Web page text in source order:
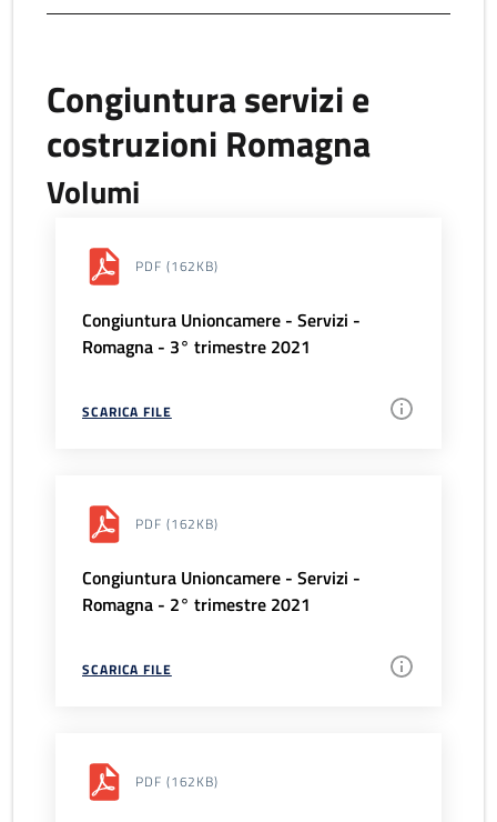
Congiuntura servizi e
costruzioni Romagna
Volumi
PDF (162KB)
Congiuntura Unioncamere - Servizi -
Romagna - 3° trimestre 2021
SCARICA FILE
PDF (162KB)
Congiuntura Unioncamere - Servizi -
Romagna - 2° trimestre 2021
SCARICA FILE
PDF (162KB)